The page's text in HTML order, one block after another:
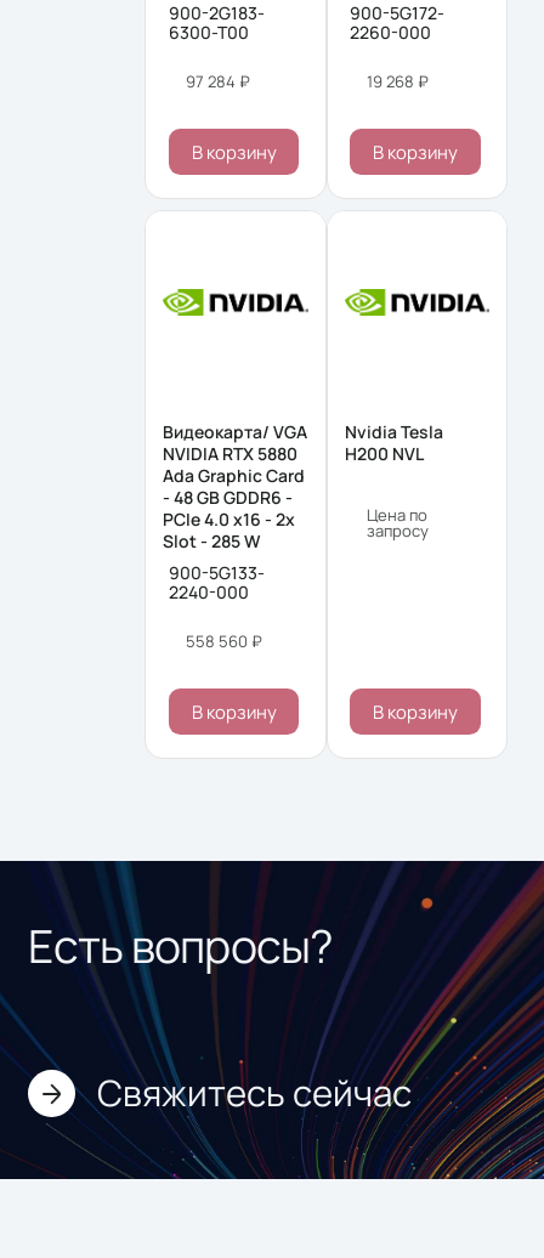
900-2G183-
6300-T00
97 284 ₽
В корзину
900-5G172-
2260-000
19 268 ₽
В корзину
Видеокарта/ VGA
NVIDIA RTX 5880
Ada Graphic Card
- 48 GB GDDR6 -
PCIe 4.0 x16 - 2x
Slot - 285 W
900-5G133-
2240-000
558 560 ₽
В корзину
Nvidia Tesla
H200 NVL
Цена по
запросу
В корзину
Есть вопросы?
Свяжитесь сейчас